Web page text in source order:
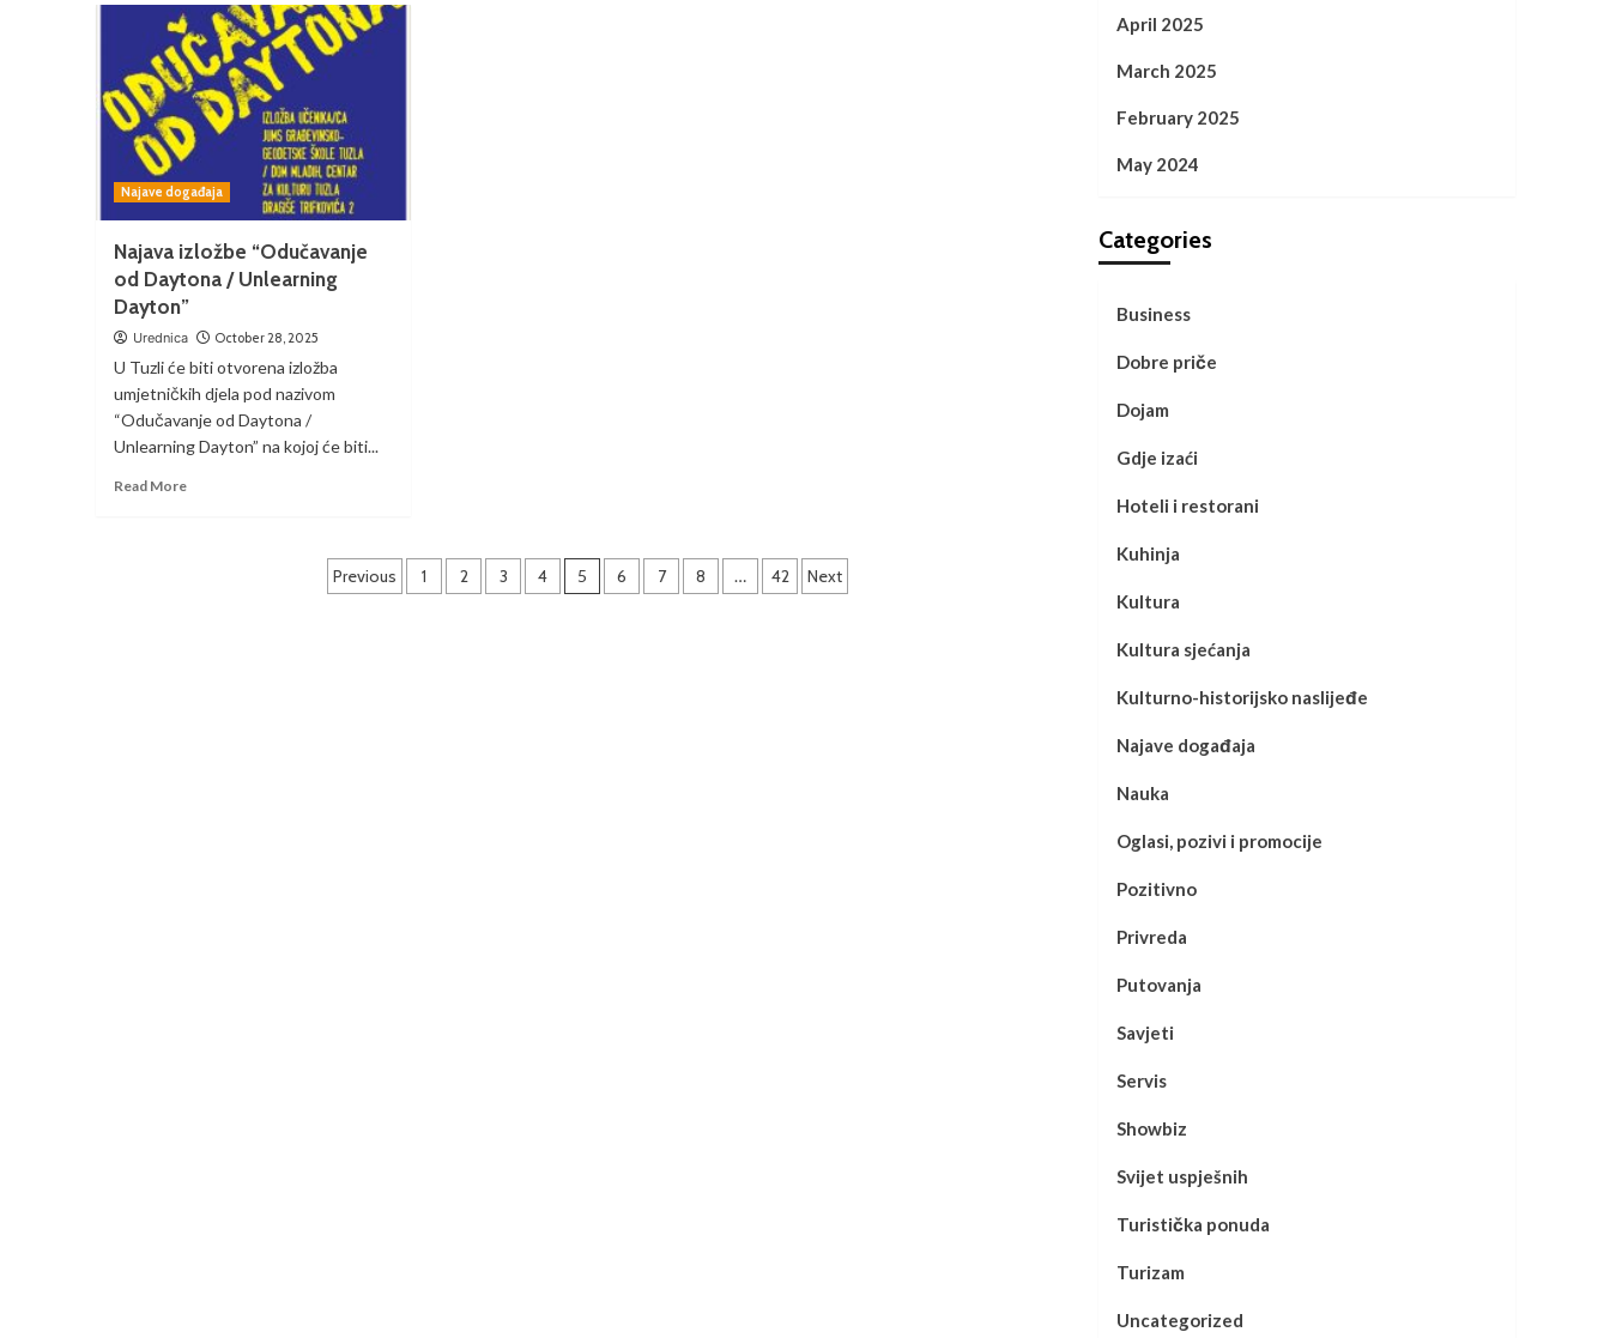
Najave događaja
Najava izložbe “Odučavanje
od Daytona / Unlearning
Dayton”
Urednica October 28, 2025
U Tuzli će biti otvorena izložba
umjetničkih djela pod nazivom
“Odučavanje od Daytona /
Unlearning Dayton” na kojoj će biti...
Read More
Previous 1 2 3 4 5 6 7 8 … 42 Next
April 2025
March 2025
February 2025
May 2024
Categories
Business
Dobre priče
Dojam
Gdje izaći
Hoteli i restorani
Kuhinja
Kultura
Kultura sjećanja
Kulturno-historijsko naslijeđe
Najave događaja
Nauka
Oglasi, pozivi i promocije
Pozitivno
Privreda
Putovanja
Savjeti
Servis
Showbiz
Svijet uspješnih
Turistička ponuda
Turizam
Uncategorized